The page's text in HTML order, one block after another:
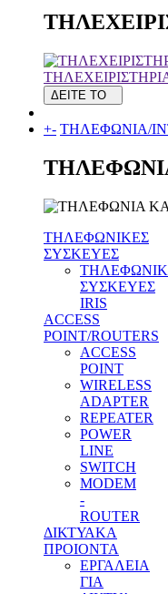
ΔΕΙΤΕ ΤΟ
+- ΤΗΛΕΦΩΝΙΑ/
ΤΗΛΕΦΩΝΙΚΕΣ
ΣΥΣΚΕΥΕΣ
ΣΥΣΚΕΥΕΣ
IRIS
ACCESS
POINT/ROUTERS
ACCESS
POINT
WIRELESS
ADAPTER
REPEATER
POWER
LINE
SWITCH
MODEM
-
ROUTER
ΔΙΚΤΥΑΚΑ
ΠΡΟΙΟΝΤΑ
ΕΡΓΑΛΕΙΑ
ΓΙΑ